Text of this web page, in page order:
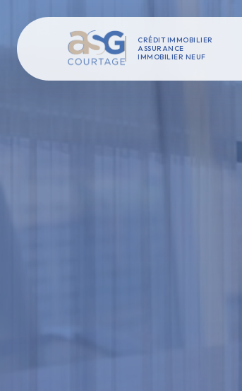
CRÉDIT IMMOBILIER
ASSURANCE
IMMOBILIER NEUF